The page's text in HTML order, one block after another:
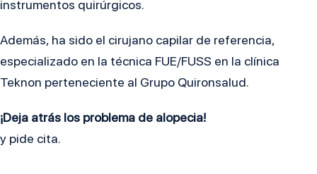
instrumentos quirúrgicos.
Además, ha sido el cirujano capilar de referencia,
especializado en la técnica FUE/FUSS en la clínica
Teknon perteneciente al Grupo Quironsalud.
¡Deja atrás los problema de alopecia!
y pide cita.